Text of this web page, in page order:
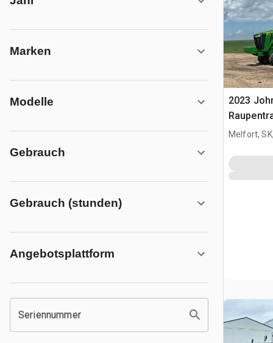
Marken
Modelle
Gebrauch
Gebrauch (stunden)
Angebotsplattform
Seriennummer
2023
Melfort,